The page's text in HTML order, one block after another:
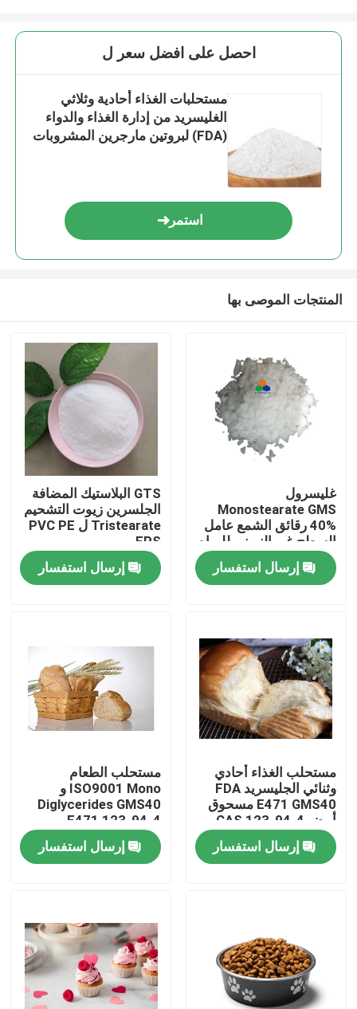
منزل
أشرطة فيديو
عرض الواقع الافتراضي
جولة في المعمل
رقابة جودة
أخبار
اطلب اقتباس
احصل على افضل سعر ل
مستحلبات الغذاء أحادية وثلاثي
الغليسريد من إدارة الغذاء والدواء
(FDA) لبروتين مارجرين المشروبات
استمر
المنتجات الموصى بها
غليسرول
Monostearate GMS
40% رقائق الشمع عامل
السطح غير النيوني للمياه
في مستحضرات التجميل
الزيتية إرسال استفسار
GTS البلاستيك المضافة
الجلسرين زيوت التشحيم
Tristearate ل PVC PE
EPS
إرسال استفسار
مستحلب الغذاء أحادي
وثنائي الجليسريد FDA
E471 GMS40 مسحوق
أبيض CAS 123-94-4
إرسال استفسار
مستحلب الطعام
ISO9001 Mono و
Diglycerides GMS40
E471 123-94-4
إرسال استفسار